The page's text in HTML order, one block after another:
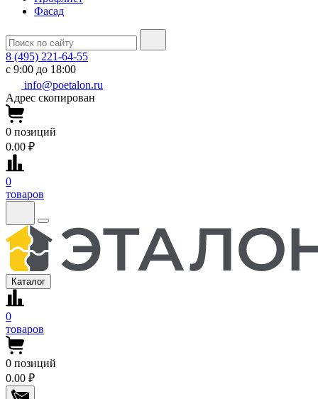
Фасад
8 (495) 221-64-55
с 9:00 до 18:00
info@poetalon.ru
Адрес скопирован
0 позиций
0.00 ₽
0
товаров
Каталог
0
товаров
0 позиций
0.00 ₽